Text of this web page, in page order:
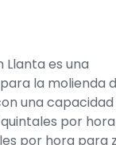
Llanta es una
la molienda
una capacidad
por
por hora para